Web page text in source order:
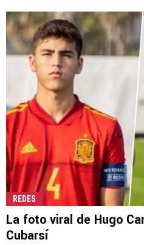
REDES
La foto viral de Hugo
Cubarsí